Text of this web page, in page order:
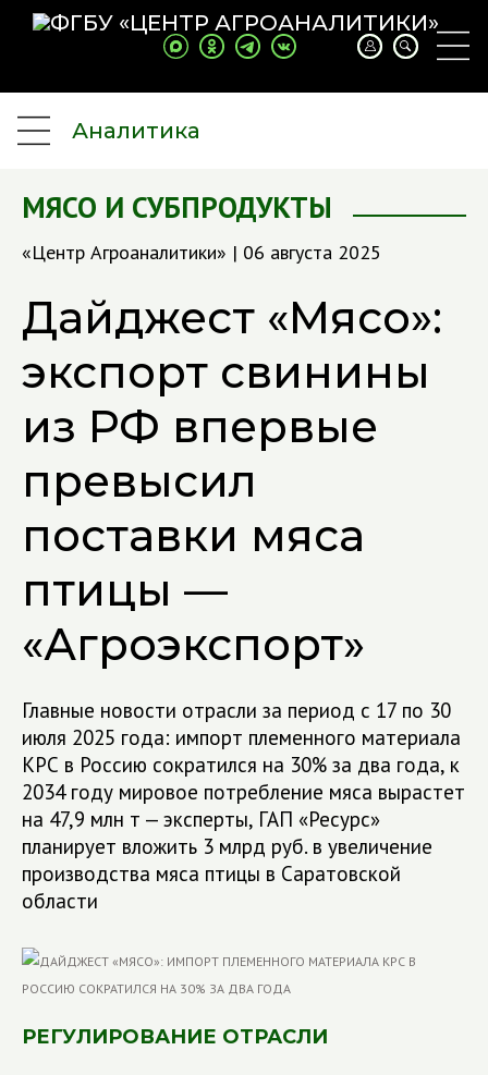
Аналитика
МЯСО И СУБПРОДУКТЫ
«Центр Агроаналитики» | 06 августа 2025
Дайджест «Мясо»:
экспорт свинины
из РФ впервые
превысил
поставки мяса
птицы —
«Агроэкспорт»
Главные новости отрасли за период с 17 по 30
июля 2025 года: импорт племенного материала
КРС в Россию сократился на 30% за два года, к
2034 году мировое потребление мяса вырастет
на 47,9 млн т — эксперты, ГАП «Ресурс»
планирует вложить 3 млрд руб. в увеличение
производства мяса птицы в Саратовской
области
РЕГУЛИРОВАНИЕ ОТРАСЛИ